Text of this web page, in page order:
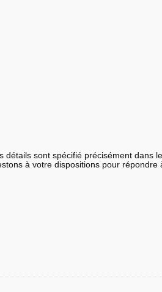
détails sont spécifié précisément dans
à votre dispositions pour répondre